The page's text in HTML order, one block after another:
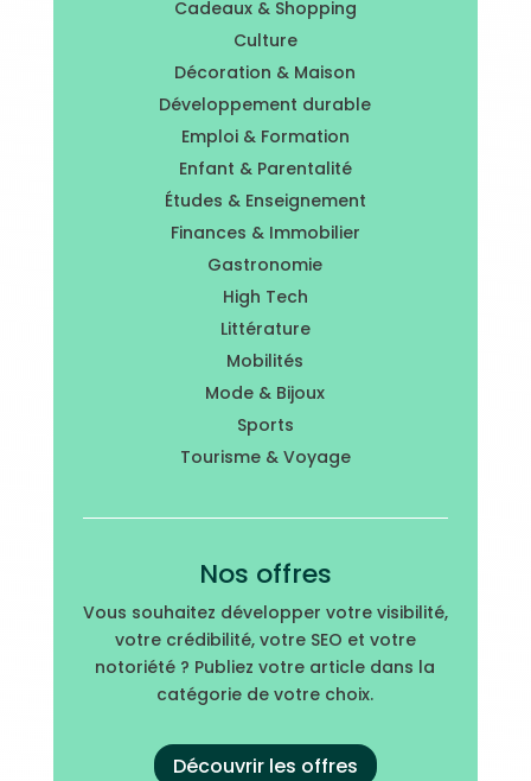
Cadeaux & Shopping
Culture
Décoration & Maison
Développement durable
Emploi & Formation
Enfant & Parentalité
Études & Enseignement
Finances & Immobilier
Gastronomie
High Tech
Littérature
Mobilités
Mode & Bijoux
Sports
Tourisme & Voyage
Nos offres
Vous souhaitez développer votre visibilité,
votre crédibilité, votre SEO et votre
notoriété ? Publiez votre article dans la
catégorie de votre choix.
Découvrir les offres